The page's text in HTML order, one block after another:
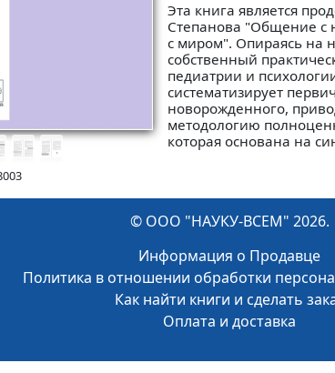
Эта книга является
Степанова "Общение с
с миром". Опираясь на
собственный
педиатрии и
систематизирует
новорожденного,
методологию
которая основана на
© ООО "НАУКУ-ВСЕМ" 2026.
Информация о Продавце
Политика в отношении обработки
Как найти книги и сделать
Оплата и доставка